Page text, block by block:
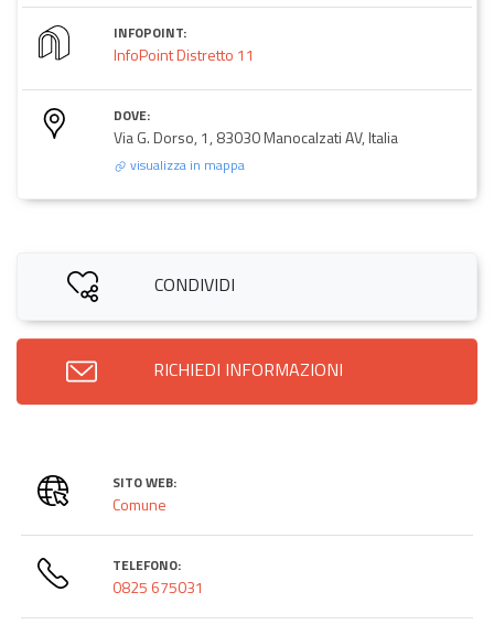
INFOPOINT:
InfoPoint Distretto 11
DOVE:
Via G. Dorso, 1, 83030 Manocalzati AV, Italia
visualizza in mappa
CONDIVIDI
RICHIEDI INFORMAZIONI
SITO WEB:
Comune
TELEFONO:
0825 675031